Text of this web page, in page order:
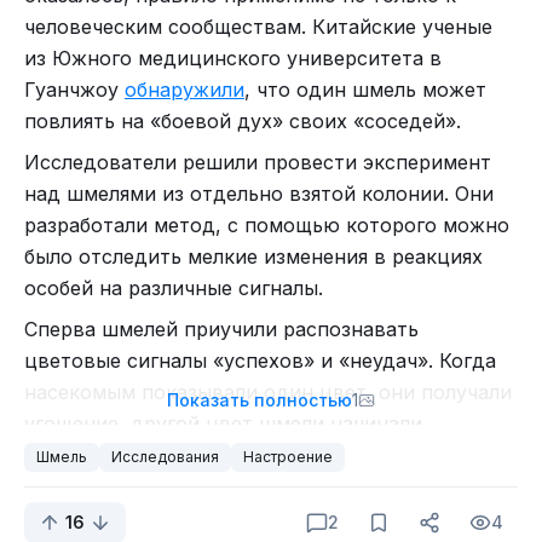
— насекомыши с мозгом всего в пару миллионов
клеток умеют передавать информацию из
поколения в поколение, формируя устойчивую
культурную традицию. А ведь мы раньше
считали — что передача знаний — это удел
людей!
ключевой эксперимент. Одному шмелю дали
человеческим сообществам. Китайские ученые
из Южного медицинского университета в
Гуанчжоу обнаружили, что один шмель может
повлиять на «боевой дух» своих «соседей».
Исследователи решили провести эксперимент
над шмелями из отдельно взятой колонии. Они
разработали метод, с помощью которого можно
было отследить мелкие изменения в реакциях
особей на различные сигналы.
Сперва шмелей приучили распознавать
цветовые сигналы «успехов» и «неудач». Когда
насекомым показывали один цвет, они получали
ассоциировать с отсутствием сладкой награды.
шмелям сигналы с другими, промежуточными
Показать полностью1
Шмель Исследования Настроение
16 2 4